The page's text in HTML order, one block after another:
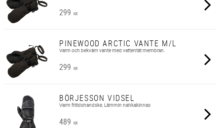
299 KR
PINEWOOD ARCTIC VANTE M/L
Varm och bekväm vante med vattentät membran.
299 KR
BÖRJESSON VIDSEL
Varm fritidshandske, Lämmin nahkakinnas
489 KR